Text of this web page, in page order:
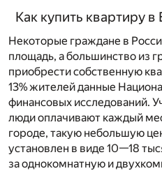
Как купить квартиру
Некоторые граждане в
площадь, а большинство из
приобрести собственную
13% жителей данные
финансовых исследований.
люди оплачивают каждый
городе, такую небольшую
установлен в виде 10—18
за однокомнатную и